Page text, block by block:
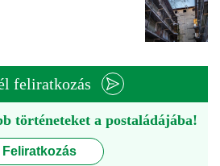
feliratkozás
történeteket a postaládájába!
Feliratkozás